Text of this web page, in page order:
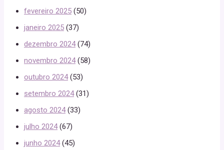
fevereiro 2025 (50)
janeiro 2025 (37)
dezembro 2024(74)
novembro 2024(58)
outubro 2024(53)
setembro 2024(31)
agosto 2024(33)
julho 2024(67)
junho 2024(45)